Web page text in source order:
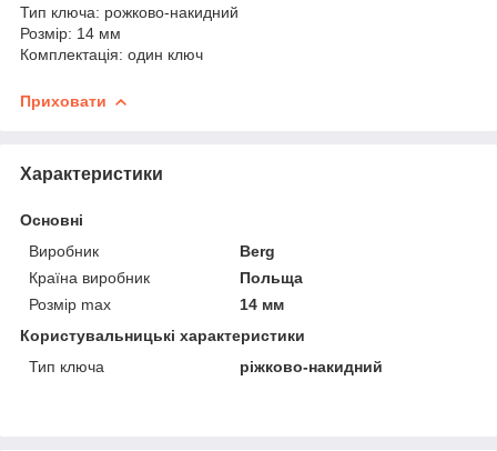
Тип ключа: рожково-накидний
Розмір: 14 мм
Комплектація: один ключ
Приховати
Характеристики
Основні
Виробник
Berg
Країна виробник
Польща
Розмір max
14 мм
Користувальницькі характеристики
Тип ключа
ріжково-накидний